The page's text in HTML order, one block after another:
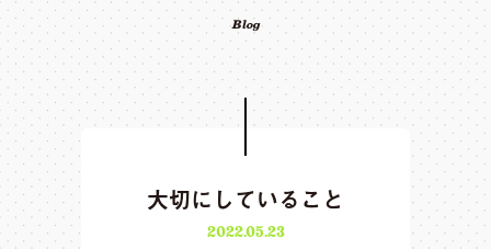
Blog
大切にしていること
2022.05.23